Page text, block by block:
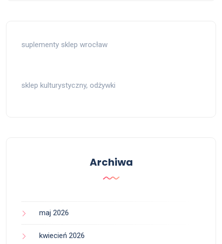
suplementy sklep wrocław
sklep kulturystyczny, odżywki
Archiwa
maj 2026
kwiecień 2026